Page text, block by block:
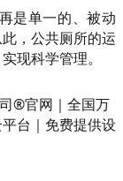
是单一的、被动
，公共厕所的运
现科学管理。